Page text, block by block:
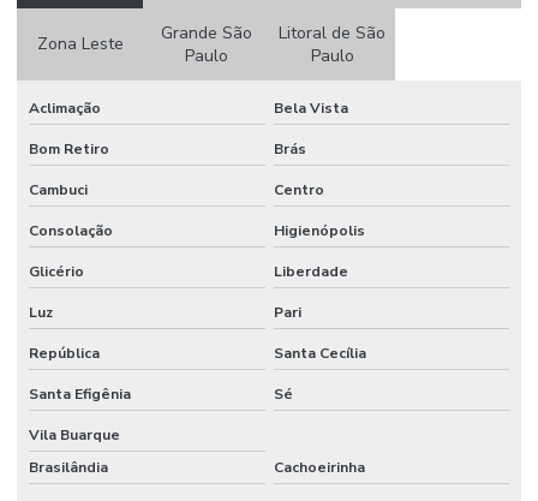
Zona Leste
Grande São
Paulo
Litoral de São
Paulo
Aclimação Bela Vista
Bom Retiro Brás
Cambuci Centro
Consolação Higienópolis
Glicério Liberdade
Luz Pari
República Santa Cecília
Santa Efigênia Sé
Vila Buarque
Brasilândia
Cachoeirinha